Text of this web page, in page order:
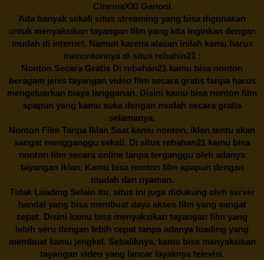
CinemaXXI Ganool
Ada banyak sekali situs streaming yang bisa digunakan
untuk menyaksikan tayangan film yang kita inginkan dengan
mudah di internet. Namun karena alasan inilah kamu harus
menontonnya di situs rebahin21 :
Nonton Secara Gratis Di rebahan21 kamu bisa nonton
beragam jenis tayangan video film secara gratis tanpa harus
mengeluarkan biaya langganan. Disini kamu bisa nonton film
apapun yang kamu suka dengan mudah secara gratis
selamanya.
Nonton Film Tanpa Iklan Saat kamu nonton, iklan tentu akan
sangat mengganggu sekali. Di situs rebahan21 kamu bisa
nonton film secara online tanpa terganggu oleh adanya
tayangan iklan. Kamu bisa nonton film apapun dengan
mudah dan nyaman.
Tidak Loading Selain itu, situs ini juga didukung oleh server
handal yang bisa membuat daya akses film yang sangat
cepat. Disini kamu bisa menyaksikan tayangan film yang
lebih seru dengan lebih cepat tanpa adanya loading yang
membuat kamu jengkel. Sebaliknya, kamu bisa menyaksikan
tayangan video yang lancar layaknya televisi.